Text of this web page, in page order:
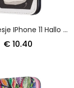
Leren Hoesje IPhone 11 Hallo Panda
€ 10.40